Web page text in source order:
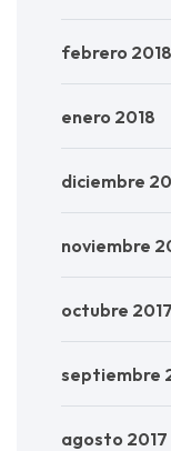
febrero 2018
enero 2018
diciembre
noviembre
octubre 2017
septiembre
agosto 2017